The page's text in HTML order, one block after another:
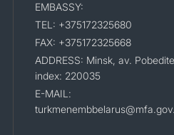
EMBASSY:
TEL: +375172325680
FAX: +375172325668
ADDRESS: Minsk, av.
index: 220035
E-MAIL: